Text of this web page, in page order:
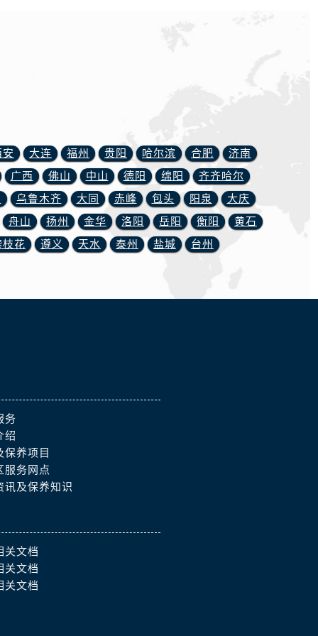
安 大连 福州 贵阳 哈尔滨 合肥
济南
广西 佛山 中山 德阳 绵阳
齐齐哈尔
乌鲁木齐 大同 赤峰 包头 阳泉
大庆
舟山 扬州 金华 洛阳 岳阳 衡阳
黄石
枝花 遵义 天水 泰州 盐城 台州
务
绍
保养项目
服务网点
讯及保养知识
关文档
关文档
关文档